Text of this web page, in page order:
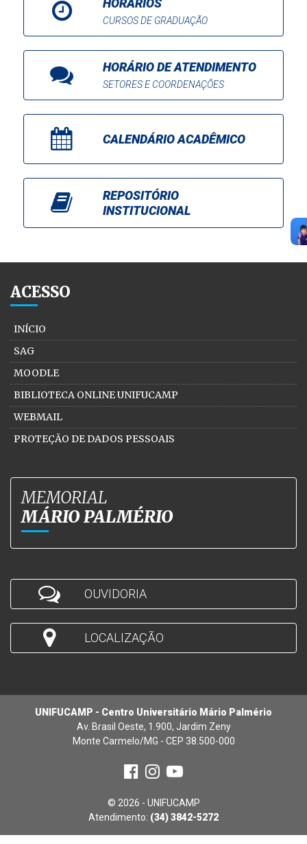
HORÁRIOS
CURSOS DE GRADUAÇÃO
HORÁRIO DE ATENDIMENTO
SETORES E COORDENAÇÕES
CALENDÁRIO ACADÊMICO
REPOSITÓRIO
INSTITUCIONAL
ACESSO
INÍCIO
SAG
MOODLE
BIBLIOTECA ONLINE UNIFUCAMP
WEBMAIL
PROTEÇÃO DE DADOS PESSOAIS
MEMORIAL
MÁRIO PALMÉRIO
OUVIDORIA
LOCALIZAÇÃO
UNIFUCAMP - Centro Universitário Mário Palmério
Av. Brasil Oeste, 1.900, Jardim Zeny
Monte Carmelo/MG - CEP 38.500-000
© 2026 - UNIFUCAMP
Atendimento: (34) 3842-5272